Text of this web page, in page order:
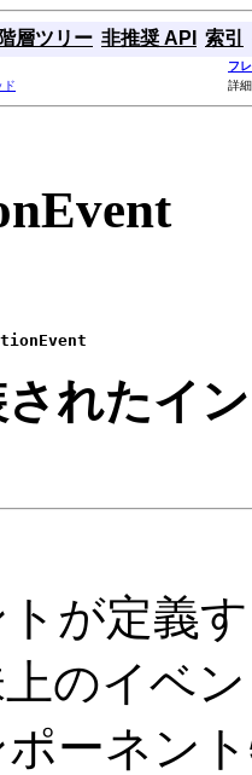
階層ツリー 非推奨 API 索引
フ
ド 詳
れたイ
が定義
のイベ
ーネン